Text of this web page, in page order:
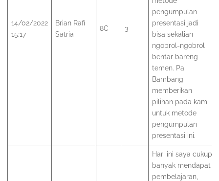
14/02/2022
15:17
Brian Rafi
Satria
8C 3
pengumpulan
presentasi jadi
bisa sekalian
ngobrol-ngobrol
bentar bareng
temen. Pa
Bambang
memberikan
pilihan pada kami
untuk metode
pengumpulan
presentasi ini.
Hari ini saya cukup
banyak mendapat
pembelajaran,